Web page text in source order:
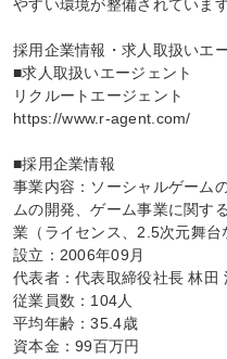
やすい環境が整備されています
採用企業情報・求人取扱いエ
■求人取扱いエージェント
リクルートエージェント
https://www.r-agent.com/
■採用企業情報
事業内容：ソーシャルゲーム
ムの開発、ゲーム事業に関す
業（ライセンス、2.5次元舞台
設立：2006年09月
代表者：代表取締役社長 林田
従業員数：104人
平均年齢：35.4歳
資本金：99百万円